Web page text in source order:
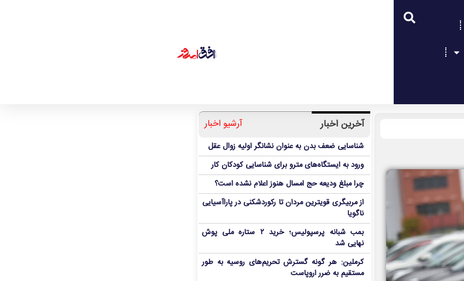
آخرین اخبار آرشیو اخبار
شناسایی ضعف بدن به عنوان نشانگر اولیه زوال عقل
ورود به ایستگاه‌های مترو برای شناسایی کودکان کار
چرا مبلغ ودیعه حج امسال هنوز اعلام نشده است؟
از مربیگری قویترین مردان تا رکوردشکنی در پاراآسیایی
ناگویا
بمب شبانه پرسپولیس؛ خرید ۲ ستاره ملی پوش
نهایی شد
کرملین: هر گونه گسترش تحریم‌های روسیه به طور
مستقیم به ضرر اروپاست